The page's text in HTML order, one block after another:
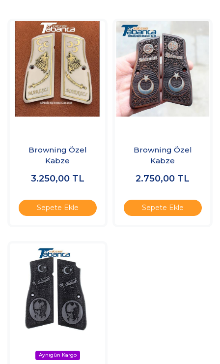
Browning Özel
Kabze
3.250,00 TL
Sepete Ekle
Browning Özel
Kabze
2.750,00 TL
Sepete Ekle